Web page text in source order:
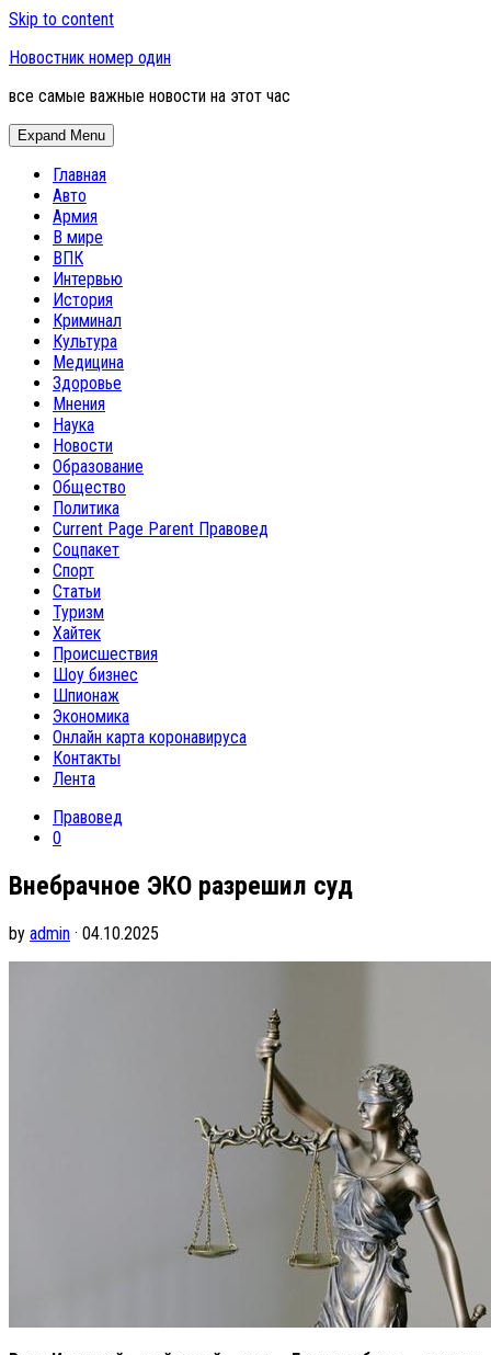
Skip to content
Новостник номер один
все самые важные новости на этот час
Expand Menu
Главная
Авто
Армия
В мире
ВПК
Интервью
История
Криминал
Культура
Медицина
Здоровье
Мнения
Наука
Новости
Образование
Общество
Политика
Current Page Parent Правовед
Соцпакет
Спорт
Статьи
Туризм
Хайтек
Происшествия
Шоу бизнес
Шпионаж
Экономика
Онлайн карта коронавируса
Контакты
Лента
Правовед
0
Внебрачное ЭКО разрешил суд
by admin · 04.10.2025